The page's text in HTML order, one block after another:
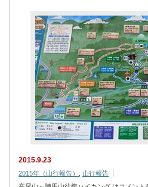
2015.9.23
2015年（山行報告）
山行報告